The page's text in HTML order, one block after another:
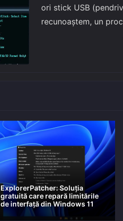
ori stick USB
recunoaștem, un
complicat pentru
ExplorerPatcher: Soluția
gratuită care repară limitările
de interfață din Windows 11